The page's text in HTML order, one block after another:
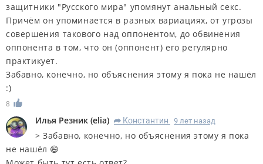
защитники "Русского мира" упомянут анальный секс.
Причём он упоминается в разных вариациях, от угрозы
совершения такового над оппонентом, до обвинения
оппонента в том, что он (оппонент) его регулярно
практикует.
Забавно, конечно, но объяснения этому я пока не нашёл
:)
8
Илья Резник (elia) R Константин 9 лет назад
> Забавно, конечно, но объяснения этому я пока
не нашёл 😄